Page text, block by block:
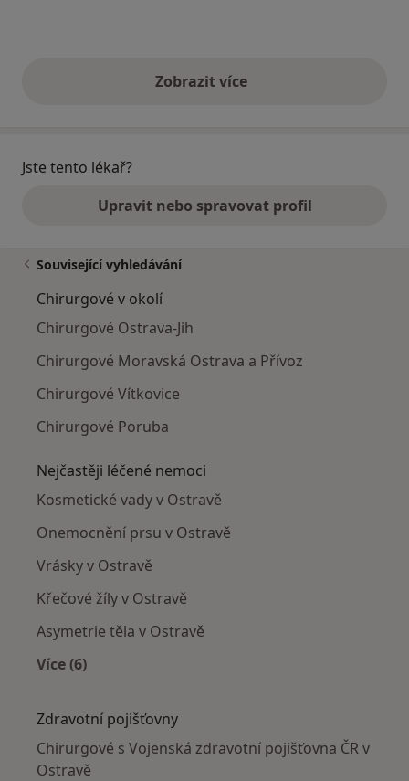
Zobrazit vícevýše uvedené názory
Jste tento lékař?
Upravit nebo spravovat profil
Související vyhledávání
Chirurgové v okolí
Chirurgové Ostrava-Jih
Chirurgové Moravská Ostrava a Přívoz
Chirurgové Vítkovice
Chirurgové Poruba
Nejčastěji léčené nemoci
Kosmetické vady v Ostravě
Onemocnění prsu v Ostravě
Vrásky v Ostravě
Křečové žíly v Ostravě
Asymetrie těla v Ostravě
Více (6)
Zdravotní pojišťovny
Chirurgové s Vojenská zdravotní pojišťovna ČR v
Ostravě